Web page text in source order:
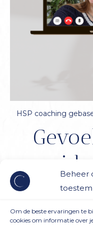
Beheer
Om de beste ervaringen te
cookies om informatie over
HSP coaching
€